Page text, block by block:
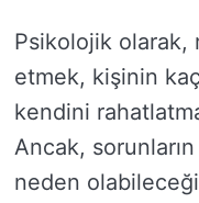
Psikolojik olarak,
etmek, kişinin
kendini
Ancak,
neden